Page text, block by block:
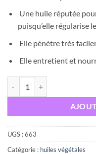
Une huile réputée
puisqu’elle régularise
Elle pénètre très
Elle entretient et
UGS :663
Catégorie : huiles végétales